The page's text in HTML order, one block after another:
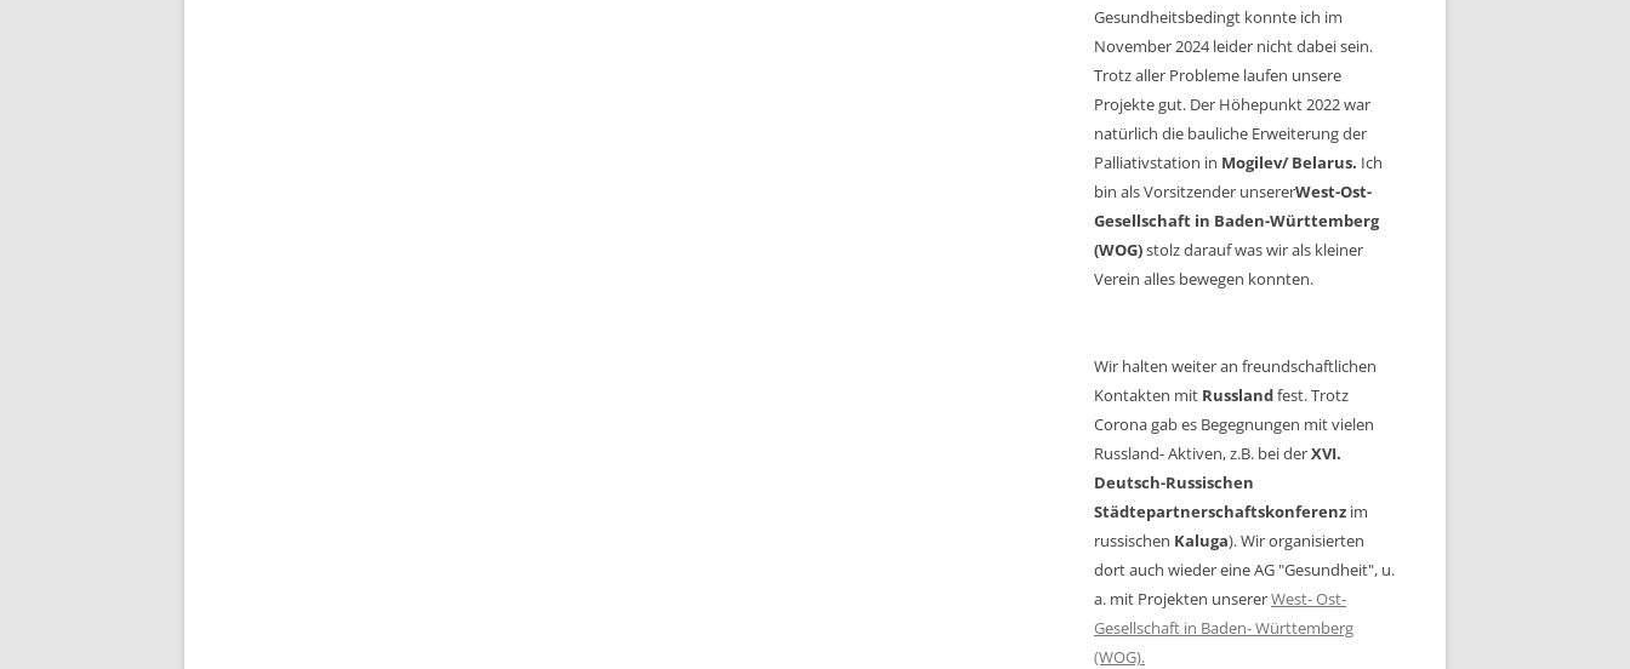
Gesundheitsbedingt konnte ich im
November 2024 leider nicht dabei sein.
Trotz aller Probleme laufen unsere
Projekte gut. Der Höhepunkt 2022 war
natürlich die bauliche Erweiterung der
Palliativstation in Mogilev/ Belarus. Ich
bin als Vorsitzender unsererWest-Ost-
Gesellschaft in Baden-Württemberg
(WOG)stolz darauf was wir als kleiner
Verein alles bewegen konnten.
Wir halten weiter an freundschaftlichen
Kontakten mit Russlandfest. Trotz
Corona gab es Begegnungen mit vielen
Russland- Aktiven, z.B. bei derXVI.
Deutsch-Russischen
Städtepartnerschaftskonferenz im
russischen Kaluga). Wir organisierten
dort auch wieder eine AG "Gesundheit", u.
a. mit Projekten unsererWest- Ost-
Gesellschaft in Baden- Württemberg
(WOG).